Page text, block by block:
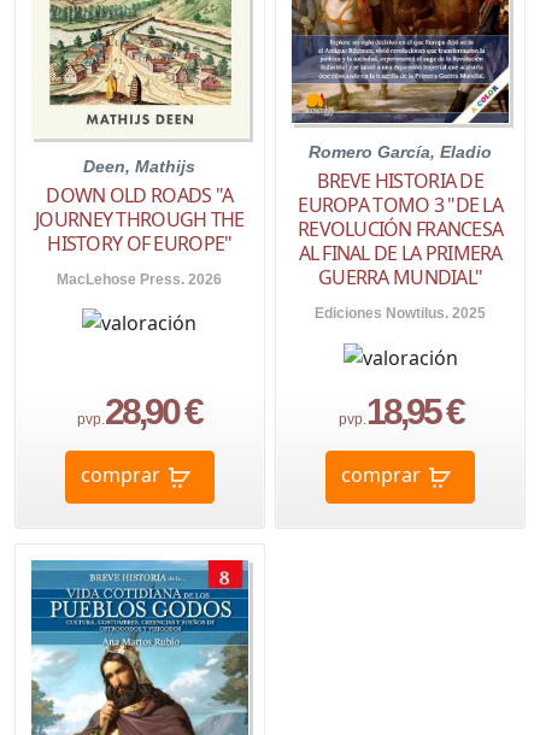
Deen, Mathijs
DOWN OLD ROADS "A
JOURNEY THROUGH THE
HISTORY OF EUROPE"
MacLehose Press. 2026
pvp.28,90 €
comprar
Romero García, Eladio
BREVE HISTORIA DE
EUROPA TOMO 3 "DE LA
REVOLUCIÓN FRANCESA
AL FINAL DE LA PRIMERA
GUERRA MUNDIAL"
Ediciones Nowtilus. 2025
pvp.18,95 €
comprar